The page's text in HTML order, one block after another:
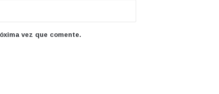
vez que comente.